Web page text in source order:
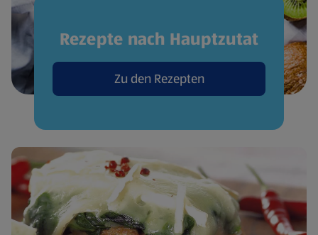
Rezepte nach Hauptzutat
Zu den Rezepten